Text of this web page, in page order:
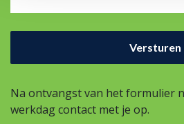
Na ontvangst van het formulier
werkdag contact met je op.